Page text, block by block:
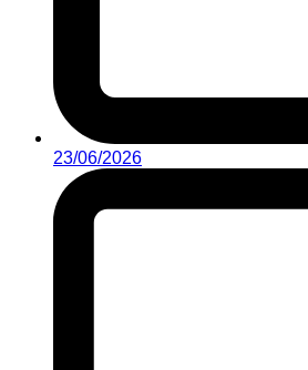
23/06/2026